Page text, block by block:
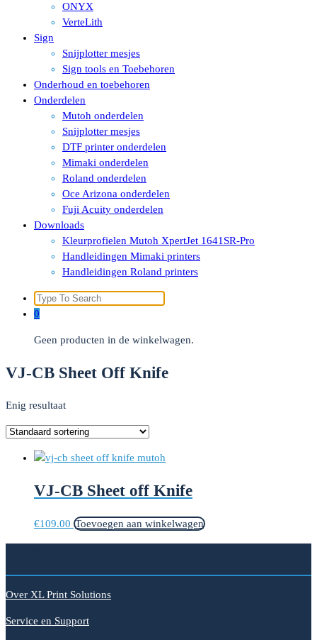
ONYX
VerteLith
Sign
Snijplotter mesjes
Sign tools en Toebehoren
Onderhoud en toebehoren
Onderdelen
Mutoh onderdelen
Snijplotter mesjes
DTF printer onderdelen
Mimaki onderdelen
Roland onderdelen
Oce Arizona onderdelen
Fuji Acuity onderdelen
Downloads
Kleurprofielen Mutoh XpertJet 1641SR-Pro
Handleidingen Mimaki printers
Handleidingen Roland printers
Search
for:
0
Geen producten in de winkelwagen.
VJ-CB Sheet Off Knife
Enig resultaat
VJ-CB Sheet off Knife
€109.00 Toevoegen aan winkelwagen
Over XL Print Solutions
Service en Support